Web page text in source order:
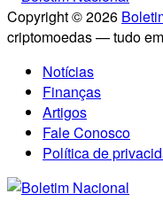
Copyright © 2026
criptomoedas — tudo
Notícias
Finanças
Artigos
Fale Conosco
Política de